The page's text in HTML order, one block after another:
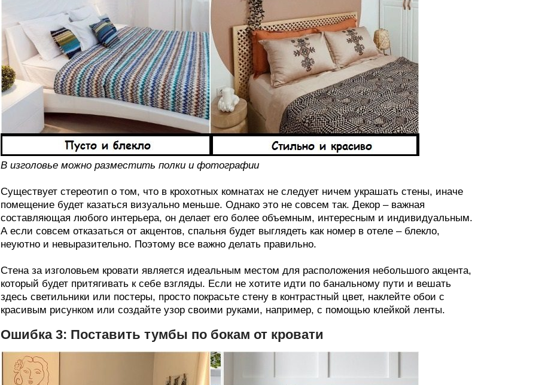
В изголовье можно разместить полки и фотографии
Существует стереотип о том, что в крохотных комнатах не следует ничем украшать стены, иначе
помещение будет казаться визуально меньше. Однако это не совсем так. Декор – важная
составляющая любого интерьера, он делает его более объемным, интересным и индивидуальным.
А если совсем отказаться от акцентов, спальня будет выглядеть как номер в отеле – блекло,
неуютно и невыразительно. Поэтому все важно делать правильно.
Стена за изголовьем кровати является идеальным местом для расположения небольшого акцента,
который будет притягивать к себе взгляды. Если не хотите идти по банальному пути и вешать
здесь светильники или постеры, просто покрасьте стену в контрастный цвет, наклейте обои с
красивым рисунком или создайте узор своими руками, например, с помощью клейкой ленты.
Ошибка 3: Поставить тумбы по бокам от кровати